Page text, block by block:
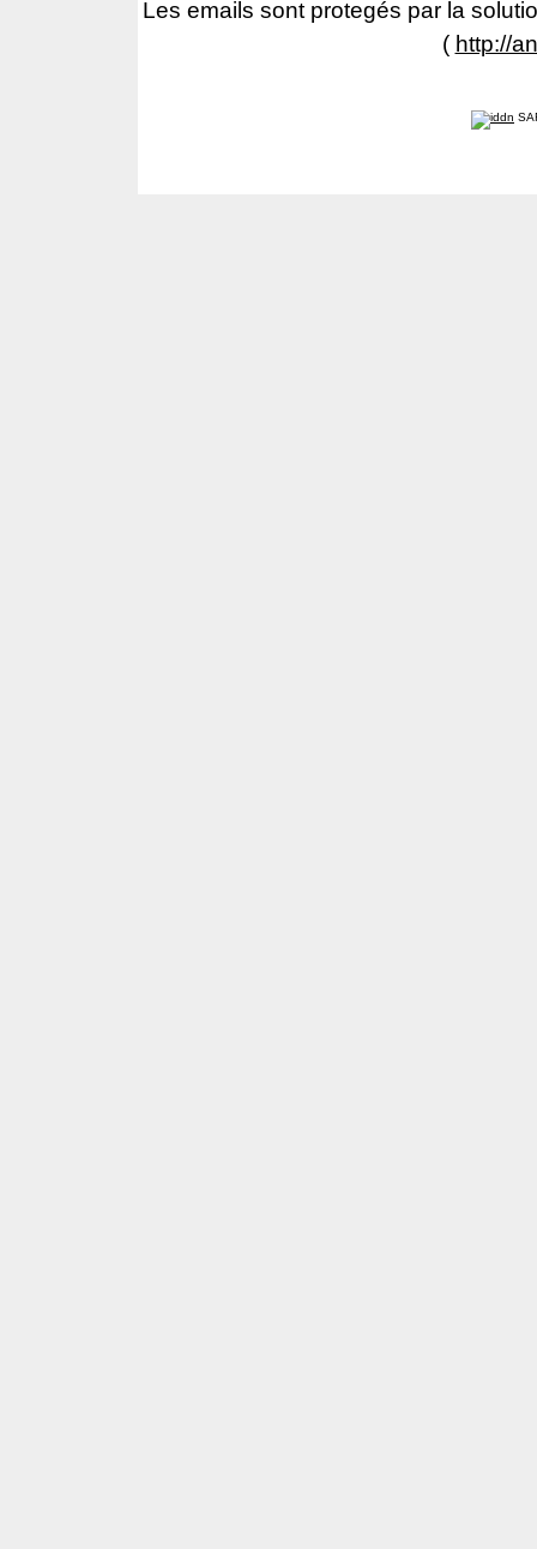
Les emails sont protegés par la
( http://